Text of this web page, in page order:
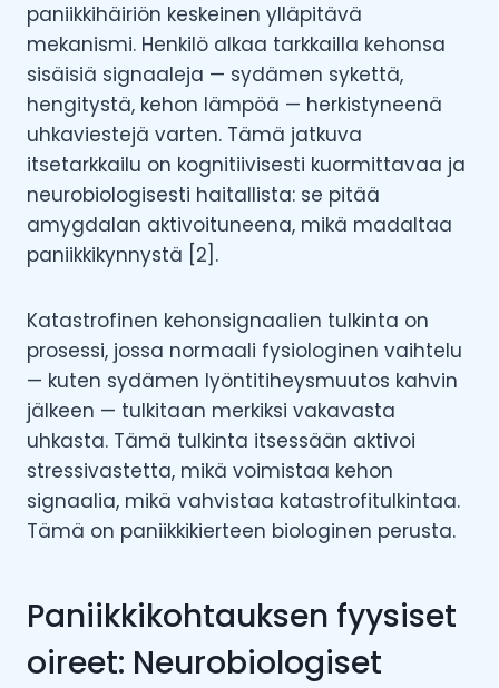
paniikkihäiriön keskeinen ylläpitävä
mekanismi. Henkilö alkaa tarkkailla kehonsa
sisäisiä signaaleja — sydämen sykettä,
hengitystä, kehon lämpöä — herkistyneenä
uhkaviestejä varten. Tämä jatkuva
itsetarkkailu on kognitiivisesti kuormittavaa ja
neurobiologisesti haitallista: se pitää
amygdalan aktivoituneena, mikä madaltaa
paniikkikynnystä [2].
Katastrofinen kehonsignaalien tulkinta on
prosessi, jossa normaali fysiologinen vaihtelu
— kuten sydämen lyöntitiheysmuutos kahvin
jälkeen — tulkitaan merkiksi vakavasta
uhkasta. Tämä tulkinta itsessään aktivoi
stressivastetta, mikä voimistaa kehon
signaalia, mikä vahvistaa katastrofitulkintaa.
Tämä on paniikkikierteen biologinen perusta.
Paniikkikohtauksen fyysiset
oireet: Neurobiologiset